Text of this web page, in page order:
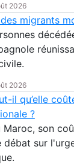
2026
migrants
2026
il qu’elle
?
Maroc, son
débat sur